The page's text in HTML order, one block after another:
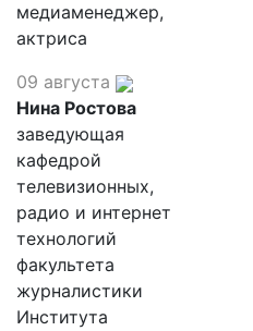
медиаменеджер,
актриса
09 августа
Нина Ростова
заведующая
кафедрой
телевизионных,
радио и интернет
технологий
факультета
журналистики
Института